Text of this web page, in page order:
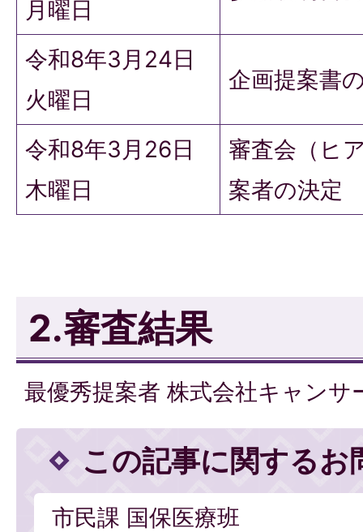
月曜日
令和8年3月24日
火曜日
企画提案書
令和8年3月26日
木曜日
審査会（ヒ
案者の決定
2.審査結果
最優秀提案者 株式会社キャンサ
この記事に関するお
市民課 国保医療班